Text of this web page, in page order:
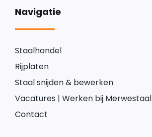
Navigatie
Staalhandel
Rijplaten
Staal snijden & bewerken
Vacatures | Werken bij Merwestaal
Contact